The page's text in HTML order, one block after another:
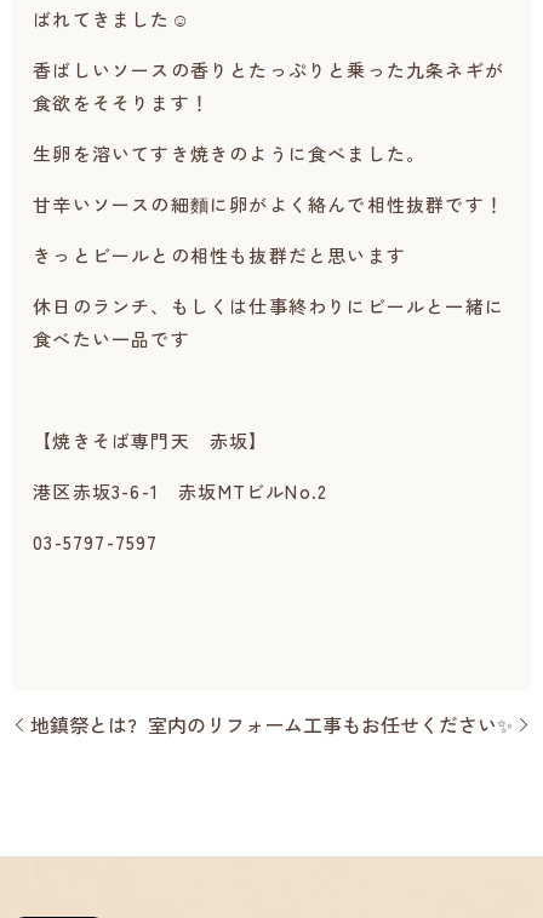
ばれてきました☺
香ばしいソースの香りとたっぷりと乗った九条ネギが
食欲をそそります！
生卵を溶いてすき焼きのように食べました。
甘辛いソースの細麵に卵がよく絡んで相性抜群です！
きっとビールとの相性も抜群だと思います
休日のランチ、もしくは仕事終わりにビールと一緒に
食べたい一品です
【焼きそば専門天 赤坂】
港区赤坂3-6-1 赤坂MTビルNo.2
03-5797-7597
地鎮祭とは? 室内のリフォーム工事もお任せください✨